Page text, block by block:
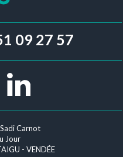
09 27 57
Carnot
Jour
- VENDÉE